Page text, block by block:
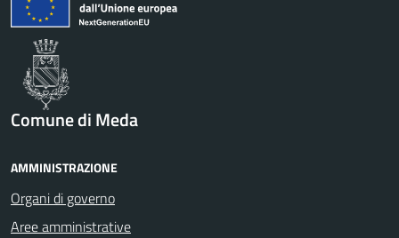
Comune di Meda
AMMINISTRAZIONE
Organi di governo
Aree amministrative